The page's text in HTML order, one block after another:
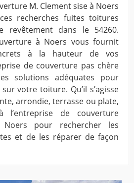
M. Clement sise à Noers
recherches fuites toitures
revêtement dans le 54260.
à Noers vous fournit
à la hauteur de vos
de couverture pas chère
solutions adéquates pour
votre toiture. Qu’il s’agisse
arrondie, terrasse ou plate,
l’entreprise de couverture
Noers pour rechercher les
et de les réparer de façon